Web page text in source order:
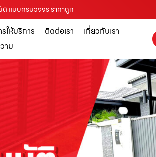
ติ แบบครบวงจร ราคาถูก
ให้บริการ ติดต่อเรา
เกี่ยวกับเรา
าม